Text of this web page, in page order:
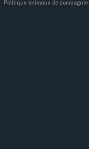
Politique animaux de compagnie